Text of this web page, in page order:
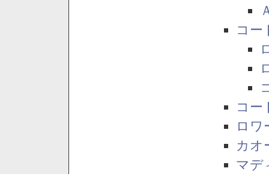
コー
コー
ロワ
カオ
マデ